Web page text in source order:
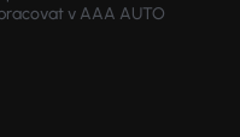
v AAA AUTO